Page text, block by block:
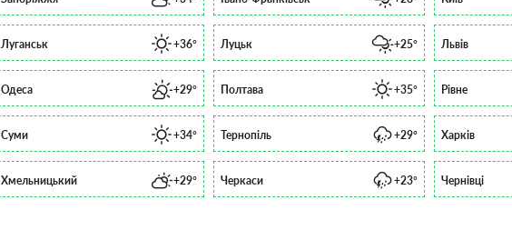
Луганськ +36° Луцьк +25° Львів
Одеса +29° Полтава +35° Рівне
Суми +34° Тернопіль +29° Харків
Хмельницький +29° Черкаси +23° Чернівці